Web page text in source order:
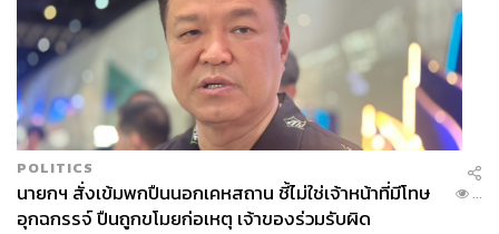
POLITICS
นายกฯ สั่งเข้มพกปืนนอกเคหสถาน ชี้ไม่ใช่เจ้าหน้าที่มีโทษ
อุกฉกรรจ์ ปืนถูกขโมยก่อเหตุ เจ้าของร่วมรับผิด
...